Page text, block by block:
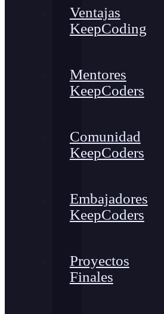
Ventajas
KeepCoding
Mentores
KeepCoders
Comunidad
KeepCoders
Embajadores
KeepCoders
Proyectos
Finales